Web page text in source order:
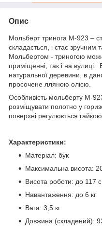
Опис
Мольберт тринога М-923 –
складається, і стає зручним
Мольбертом - триногою
приміщенні, так і на вулиці.
натуральної деревини, в
просочене лляною олією.
Особливість мольберту М-
розміщувати полотно у
поверхні регулюється гайкою.
Характеристики:
Матеріал: бук
Максимальна висота:
Висота роботи: до 117
Навантаження: до 6 кг
Вага: 3,5 кг
Довжина (складений):